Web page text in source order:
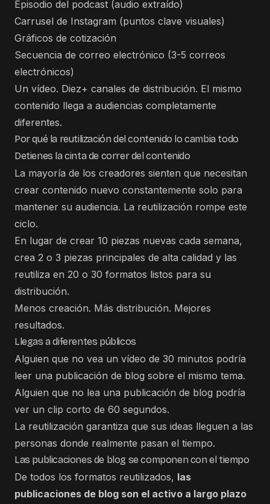
Episodio del podcast (audio extraído)
Carrusel de Instagram (puntos clave visuales)
Gráficos de cotización
Secuencia de correo electrónico (3-5 correos
electrónicos)
Un vídeo. Diez+ canales de distribución. El mismo
contenido llega a audiencias completamente
diferentes.
Por qué la reutilización del contenido lo cambia todo
Detienes la cinta de correr del contenido
La mayoría de los creadores sienten que necesitan
crear contenido nuevo constantemente solo para
mantener su audiencia. La reutilización rompe este
ciclo.
En lugar de crear 10 piezas nuevas cada semana,
crea 2 o 3 piezas principales de alta calidad y las
reutiliza en 20 o 30 formatos listos para su
distribución.
Menos creación. Más distribución. Mejores
resultados.
Llegas a diferentes públicos
Alguien que no vea un vídeo de 30 minutos podría
leer una publicación de blog sobre el mismo tema.
Alguien que no lea una publicación de blog podría
ver un clip corto de 60 segundos.
La reutilización garantiza que sus ideas lleguen a las
personas donde realmente pasan el tiempo.
Las publicaciones de blog se componen con el tiempo
De todos los formatos reutilizados, las
publicaciones de blog son el activo a largo plazo